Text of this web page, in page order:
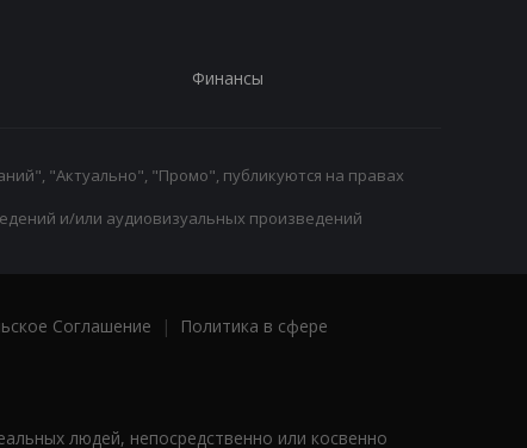
Финансы
"Актуально", "Промо", публикуются на правах
и/или аудиовизуальных произведений
Соглашение |
Политика в сфере
людей, непосредственно или косвенно